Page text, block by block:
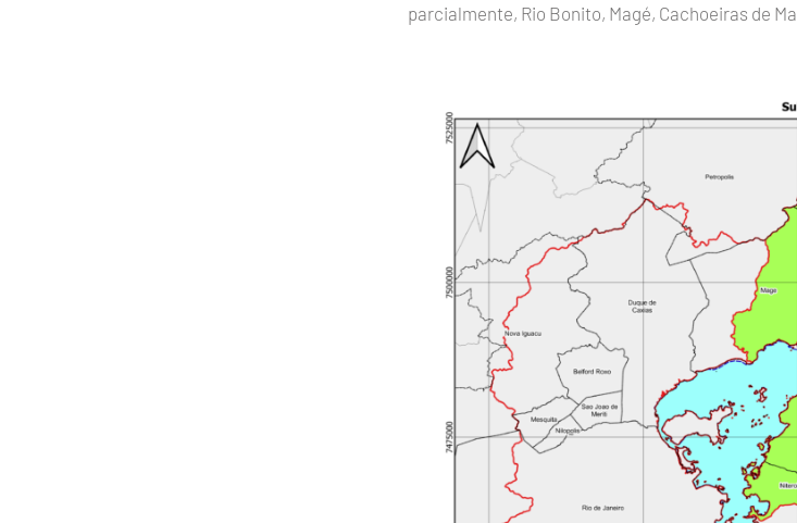
parcialmente, Rio Bonito, Magé, Cachoeiras de